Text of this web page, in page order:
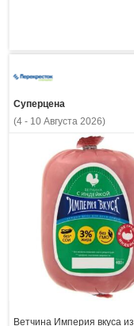
Суперцена
(4 - 10 Августа 2026)
Ветчина Империя вкуса из